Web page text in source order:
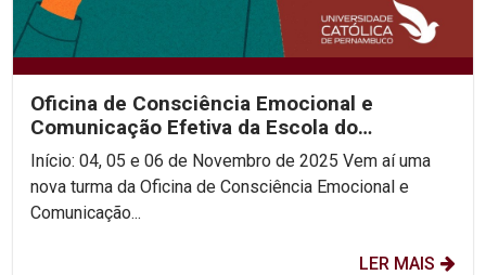
Oficina de Consciência Emocional e
Comunicação Efetiva da Escola do
Consenso!
Início: 04, 05 e 06 de Novembro de 2025 Vem aí uma
nova turma da Oficina de Consciência Emocional e
Comunicação...
LER MAIS